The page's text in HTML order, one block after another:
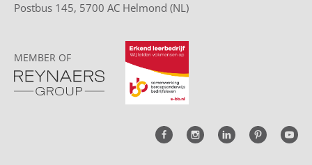
Postbus 145, 5700 AC Helmond (NL)
MEMBER OF